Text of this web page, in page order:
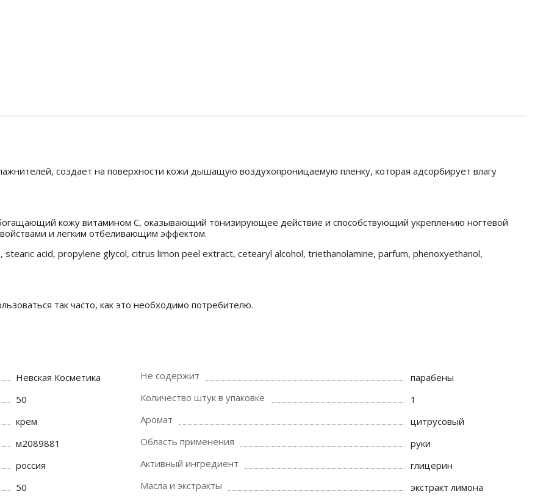
создает на поверхности кожи дышащую воздухопроницаемую пленку, которая адсорбирует влагу
кожу витамином С, оказывающий тонизирующее действие и способствующий укреплению ногтевой
и легким отбеливающим эффектом.
acid, propylene glycol, citrus limon peel extract, cetearyl alcohol, triethanolamine, parfum, phenoxyethanol,
так часто, как это необходимо потребителю.
Невская Косметика
50
крем
м2089881
россия
50
Не содержит
парабены
Количество штук в упаковке
1
Аромат
цитрусовый
Область применения
руки
Активный ингредиент
глицерин
Масла и экстракты
экстракт лимона